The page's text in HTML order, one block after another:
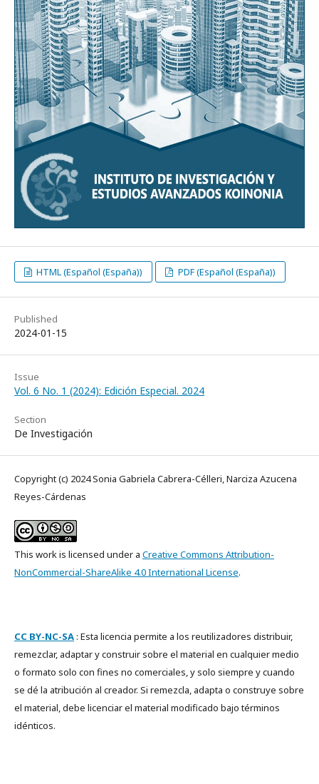
HTML (Español (España)) PDF (Español (España))
Published
2024-01-15
Issue
Vol. 6 No. 1 (2024): Edición Especial. 2024
Section
De Investigación
Copyright (c) 2024 Sonia Gabriela Cabrera-Célleri, Narciza Azucena
Reyes-Cárdenas
This work is licensed under a Creative Commons Attribution-
NonCommercial-ShareAlike 4.0 International License.
CC BY-NC-SA: Esta licencia permite a los reutilizadores distribuir,
remezclar, adaptar y construir sobre el material en cualquier medio
o formato solo con fines no comerciales, y solo siempre y cuando
se dé la atribución al creador. Si remezcla, adapta o construye sobre
el material, debe licenciar el material modificado bajo términos
idénticos.